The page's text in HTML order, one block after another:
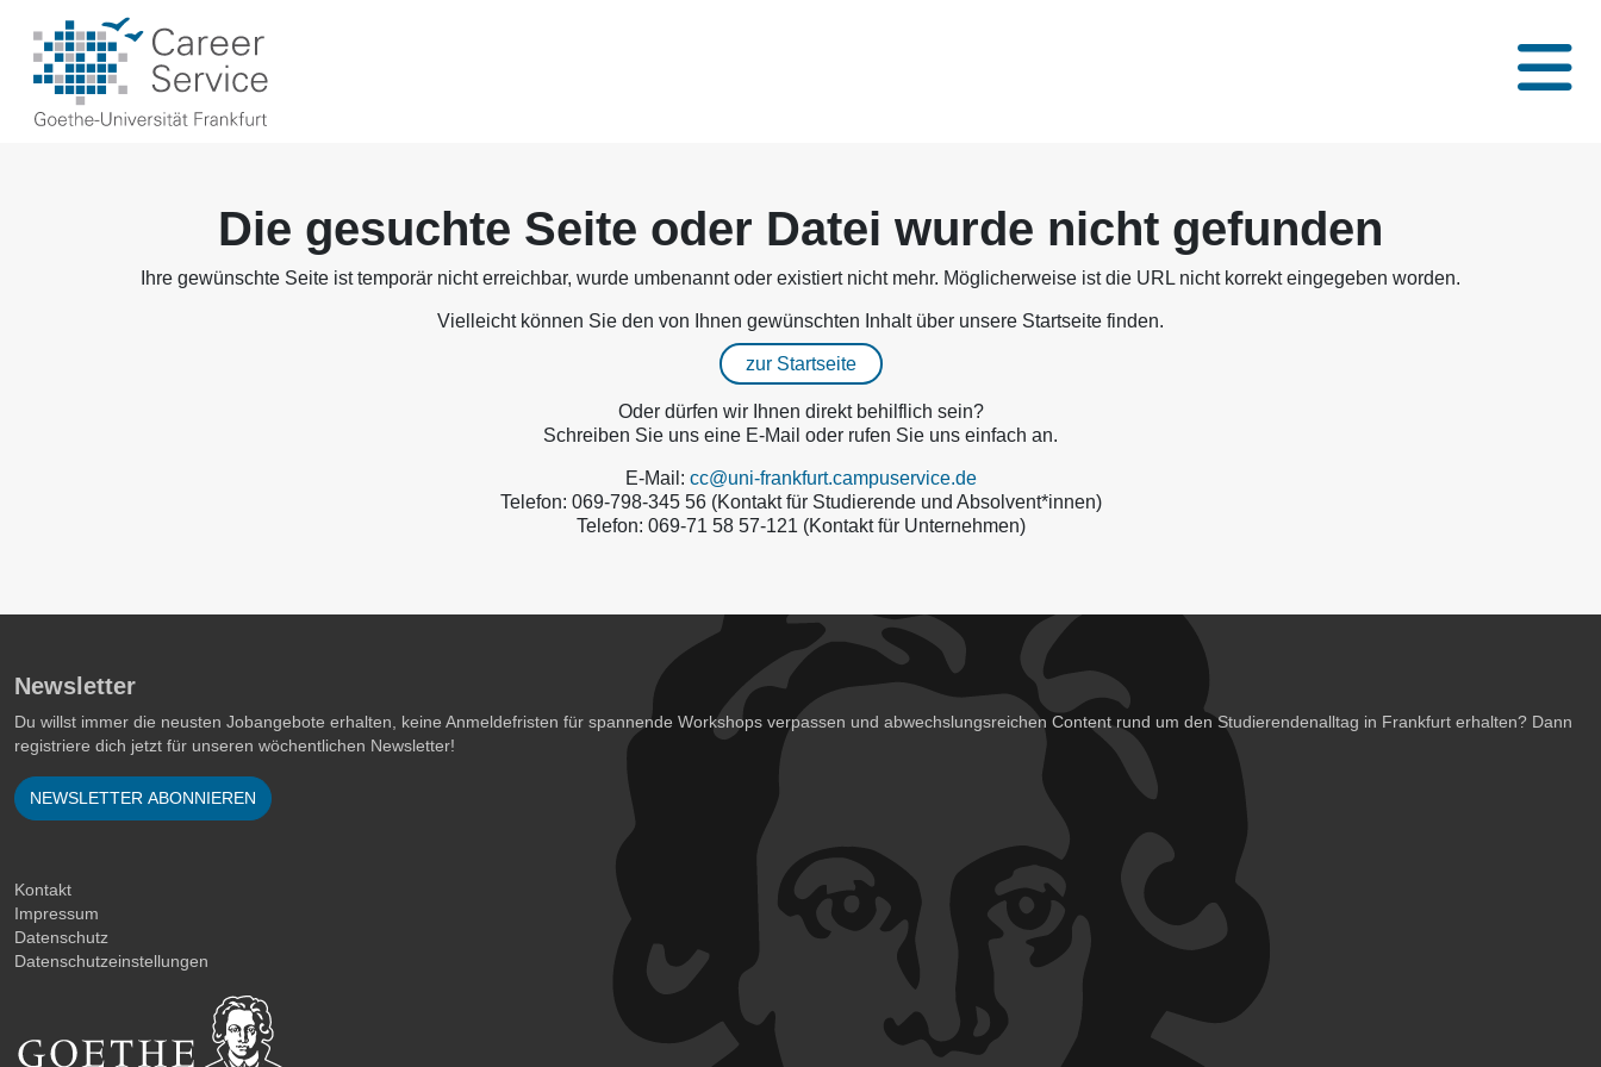
Die gesuchte Seite oder Datei wurde nicht gefunden
Ihre gewünschte Seite ist temporär nicht erreichbar, wurde umbenannt oder existiert nicht mehr. Möglicherweise ist die URL nicht korrekt eingegeben worden.
Vielleicht können Sie den von Ihnen gewünschten Inhalt über unsere Startseite finden.
zur Startseite
Oder dürfen wir Ihnen direkt behilflich sein?
Schreiben Sie uns eine E-Mail oder rufen Sie uns einfach an.
E-Mail: cc@uni-frankfurt.campuservice.de
Telefon: 069-798-345 56 (Kontakt für Studierende und Absolvent*innen)
Telefon: 069-71 58 57-121 (Kontakt für Unternehmen)
Newsletter
Du willst immer die neusten Jobangebote erhalten, keine Anmeldefristen für spannende Workshops verpassen und abwechslungsreichen Content rund um den Studierendenalltag in Frankfurt erhalten? Dann
registriere dich jetzt für unseren wöchentlichen Newsletter!
NEWSLETTER ABONNIEREN
Kontakt
Impressum
Datenschutz
Datenschutzeinstellungen